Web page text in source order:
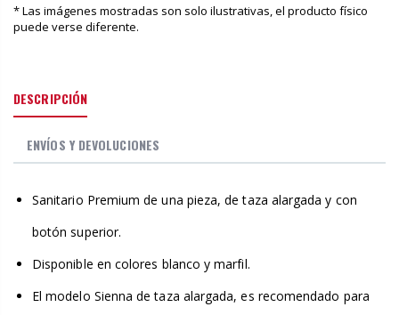
* Las imágenes mostradas son solo ilustrativas, el producto físico
puede verse diferente.
DESCRIPCIÓN
ENVÍOS Y DEVOLUCIONES
Sanitario Premium de una pieza, de taza alargada y con
botón superior.
Disponible en colores blanco y marfil.
El modelo Sienna de taza alargada, es recomendado para